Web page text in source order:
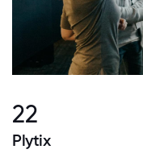
22
Plytix